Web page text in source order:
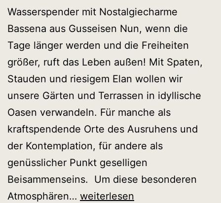
Wasserspender mit Nostalgiecharme
Bassena aus Gusseisen Nun, wenn die
Tage länger werden und die Freiheiten
größer, ruft das Leben außen! Mit Spaten,
Stauden und riesigem Elan wollen wir
unsere Gärten und Terrassen in idyllische
Oasen verwandeln. Für manche als
kraftspendende Orte des Ausruhens und
der Kontemplation, für andere als
genüsslicher Punkt geselligen
Beisammenseins. Um diese besonderen
Atmosphären… Wandbrunnen
weiterlesen